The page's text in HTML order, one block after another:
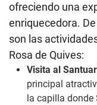
ofreciendo una
enriquecedora.
son las
Rosa de Quives:
Visita al
principal
la capilla donde